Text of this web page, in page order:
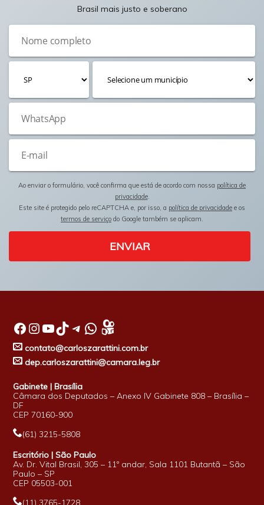
Brasil mais justo e soberano
Ao enviar o formulário, você confirma que está de acordo com nossa política de
privacidade.
Este site é protegido pelo reCAPTCHA e, por isso, a política de privacidade e os
termos de serviço do Google também se aplicam.
ENVIAR
Facebook InstagramYoutube TikTok Telegram WhatsApp
contato@carloszarattini.com.br
dep.carloszarattini@camara.leg.br
Gabinete | Brasília
Câmara dos Deputados – Anexo IV Gabinete 808 – Brasília –
DF
CEP 70160-900
(61) 3215-5808
Escritório | São Paulo
Av. Dr. Vital Brasil, 305 – 11º andar, Sala 1101 Butantã – São
Paulo – SP
CEP 05503-001
(11) 3765-1728